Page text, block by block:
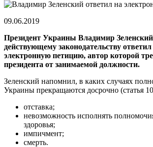
09.06.2019
Президент Украины Владимир Зеленский
действующему законодательству
электронную петицию, автор которой
президента от занимаемой должности.
Зеленский напомнил, в каких случаях
Украины прекращаются досрочно (статья
отставка;
невозможность исполнять
здоровья;
импичмент;
смерть.